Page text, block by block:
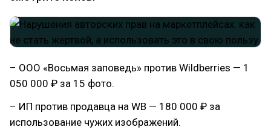
– ООО «Восьмая заповедь» против Wildberries — 1
050 000 ₽ за 15 фото.
– ИП против продавца на WB — 180 000 ₽ за
использование чужих изображений.